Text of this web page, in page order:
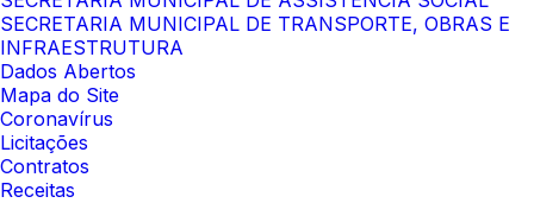
SECRETARIA MUNICIPAL DE TRANSPORTE, OBRAS E
INFRAESTRUTURA
Dados Abertos
Mapa do Site
Coronavírus
Licitações
Contratos
Receitas